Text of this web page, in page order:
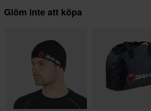
Glöm inte att köpa